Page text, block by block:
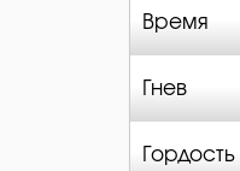
Время
Гнев
Гордость